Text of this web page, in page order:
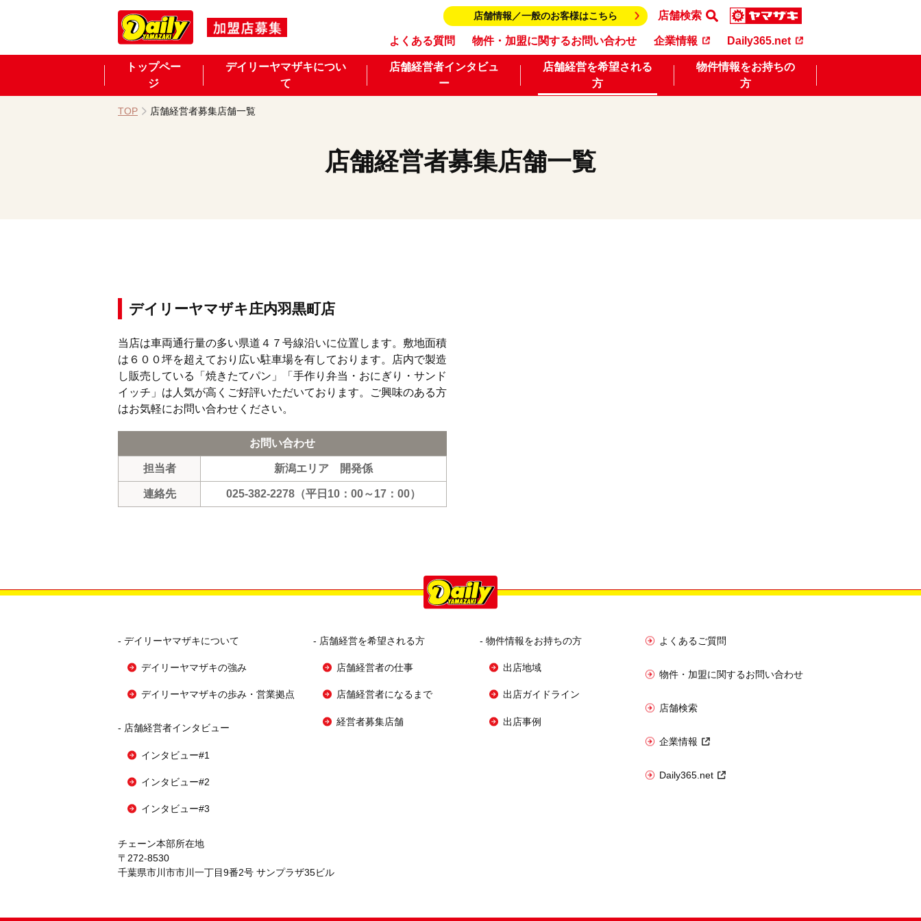
店舗情報／一般のお客様はこちら 店舗検索
よくある質問 物件・加盟に関するお問い合わせ 企業情報 Daily365.net
トップペー
ジ
デイリーヤマザキについ
て
店舗経営者インタビュ
ー
店舗経営を希望される
方
物件情報をお持ちの
方
TOP 店舗経営者募集店舗一覧
店舗経営者募集店舗一覧
デイリーヤマザキ庄内羽黒町店
当店は車両通行量の多い県道４７号線沿いに位置します。敷地面積
は６００坪を超えており広い駐車場を有しております。店内で製造
し販売している「焼きたてパン」「手作り弁当・おにぎり・サンド
イッチ」は人気が高くご好評いただいております。ご興味のある方
はお気軽にお問い合わせください。
お問い合わせ
担当者 新潟エリア 開発係
連絡先 025-382-2278 （平日10：00～17：00）
- デイリーヤマザキについて
デイリーヤマザキの強み
デイリーヤマザキの歩み・営業拠点
- 店舗経営者インタビュー
インタビュー#1
インタビュー#2
インタビュー#3
- 店舗経営を希望される方
店舗経営者の仕事
店舗経営者になるまで
経営者募集店舗
- 物件情報をお持ちの方
出店地域
出店ガイドライン
出店事例
よくあるご質問
物件・加盟に関するお問い合わせ
店舗検索
企業情報
Daily365.net
チェーン本部所在地
〒272-8530
千葉県市川市市川一丁目9番2号 サンプラザ35ビル